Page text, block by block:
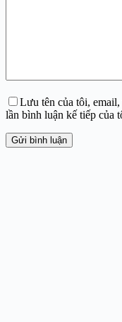
Lưu tên của tôi,
lần bình luận kế tiếp của
Gửi bình luận